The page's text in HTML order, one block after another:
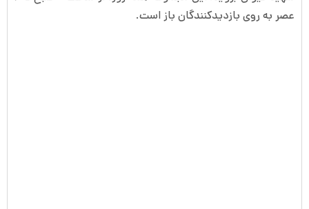
عصر به روی بازدیدکنندگان باز است.